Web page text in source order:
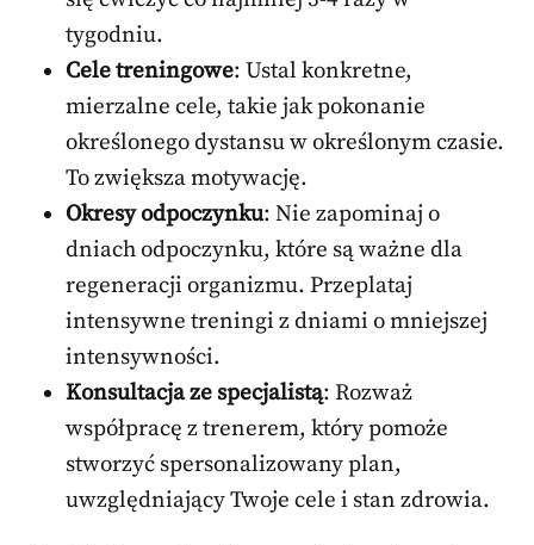
tygodniu.
Cele treningowe: Ustal konkretne,
mierzalne cele, takie jak pokonanie
określonego dystansu w określonym czasie.
To zwiększa motywację.
Okresy odpoczynku: Nie zapominaj o
dniach odpoczynku, które są ważne dla
regeneracji organizmu. Przeplataj
intensywne treningi z dniami o mniejszej
intensywności.
Konsultacja ze specjalistą: Rozważ
współpracę z trenerem, który pomoże
stworzyć spersonalizowany plan,
uwzględniający Twoje cele i stan zdrowia.